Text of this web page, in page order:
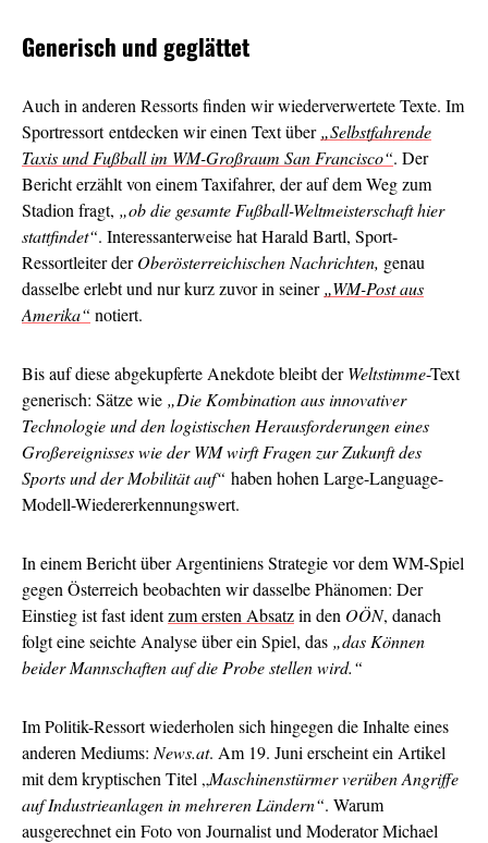
Generisch und geglättet
Auch in anderen Ressorts finden wir wiederverwertete Texte. Im
Sportressort entdecken wir einen Text über„Selbstfahrende
Taxis und Fußball im WM-Großraum San Francisco“. Der
Bericht erzählt von einem Taxifahrer, der auf dem Weg zum
Stadion fragt, „ob die gesamte Fußball-Weltmeisterschaft hier
stattfindet“. Interessanterweise hat Harald Bartl, Sport-
Ressortleiter derOberösterreichischen Nachrichten, genau
dasselbe erlebt und nur kurz zuvor in seiner„WM-Post aus
Amerika“ notiert.
Bis auf diese abgekupferte Anekdote bleibt derWeltstimme-Text
generisch: Sätze wie „Die Kombination aus innovativer
Technologie und den logistischen Herausforderungen eines
Großereignisses wie der WM wirft Fragen zur Zukunft des
Sports und der Mobilität auf“ haben hohen Large-Language-
Modell-Wiedererkennungswert.
In einem Bericht über Argentiniens Strategie vor dem WM-Spiel
gegen Österreich beobachten wir dasselbe Phänomen: Der
Einstieg ist fast identzum ersten Absatzin den OÖN, danach
folgt eine seichte Analyse über ein Spiel, das „das Können
beider Mannschaften auf die Probe stellen wird.“
Im Politik-Ressort wiederholen sich hingegen die Inhalte eines
anderen Mediums: News.at. Am 19. Juni erscheint ein Artikel
mit dem kryptischen Titel „Maschinenstürmer verüben Angriffe
auf Industrieanlagen in mehreren Ländern“. Warum
ausgerechnet ein Foto von Journalist und Moderator Michael